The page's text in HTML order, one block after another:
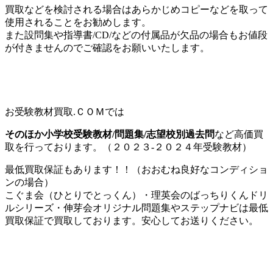
買取などを検討される場合はあらかじめコピーなどを取って
使用されることをお勧めします。
また設問集や指導書/CD/などの付属品が欠品の場合もお値段
が付きませんのでご確認をお願いいたします。
お受験教材買取.ＣＯＭでは
そのほか小学校受験教材/問題集/志望校別過去問など高価買
取を行っております。（２０２３-２０２４年受験教材）
最低買取保証もあります！！（おおむね良好なコンディショ
ンの場合）
こぐま会（ひとりでとっくん）・理英会のばっちりくんドリ
ルシリーズ・伸芽会オリジナル問題集やステップナビは最低
買取保証で買取しております。安心してお送りください。